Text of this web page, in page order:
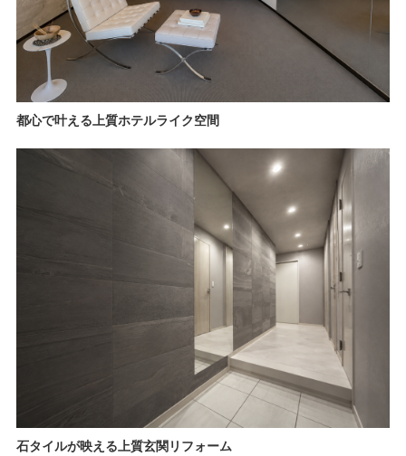
都心で叶える上質ホテルライク空間
石タイルが映える上質玄関リフォーム